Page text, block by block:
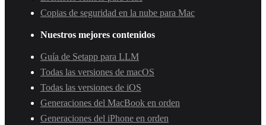
Copias de seguridad en la nube para Mac
Nuestros mejores contenidos
Guía de Setapp para LLM
Todas las versiones de macOS
Todas las versiones de iOS
Generaciones del MacBook en orden
Generaciones del iPhone en orden